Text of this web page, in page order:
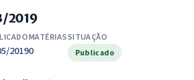
2019
2019
MATÉRIAS
0
SITUAÇÃO
Publicado